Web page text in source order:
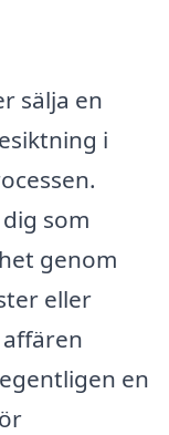
sälja en
i
som
genom
eller
en